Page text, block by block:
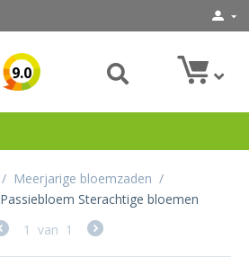
9.0
/ Meerjarige bloemzaden /
Passiebloem Sterachtige bloemen
1 van 1